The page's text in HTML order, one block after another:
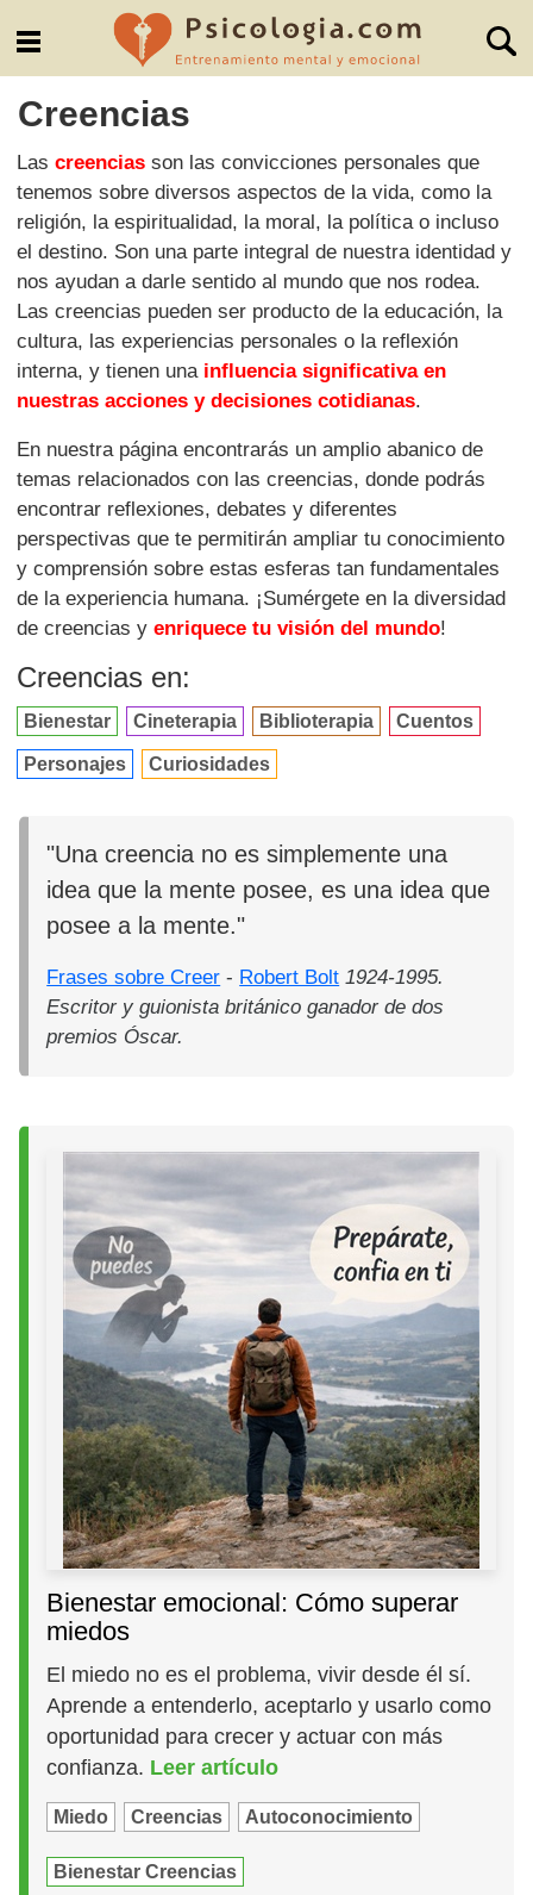
Creencias
Lascreencias son las convicciones personales que
tenemos sobre diversos aspectos de la vida, como la
religión, la espiritualidad, la moral, la política o incluso
el destino. Son una parte integral de nuestra identidad y
nos ayudan a darle sentido al mundo que nos rodea.
Las creencias pueden ser producto de la educación, la
cultura, las experiencias personales o la reflexión
interna, y tienen una influencia significativa en
nuestras acciones y decisiones cotidianas.
En nuestra página encontrarás un amplio abanico de
temas relacionados con las creencias, donde podrás
encontrar reflexiones, debates y diferentes
perspectivas que te permitirán ampliar tu conocimiento
y comprensión sobre estas esferas tan fundamentales
de la experiencia humana. ¡Sumérgete en la diversidad
de creencias yenriquece tu visión del mundo!
Creencias en:
Bienestar Cineterapia Biblioterapia Cuentos
Personajes Curiosidades
"Una creencia no es simplemente una
idea que la mente posee, es una idea que
posee a la mente."
Frases sobre Creer - Robert Bolt 1924-1995.
Escritor y guionista británico ganador de dos
premios Óscar.
Bienestar emocional: Cómo superar
miedos
El miedo no es el problema, vivir desde él sí.
Aprende a entenderlo, aceptarlo y usarlo como
oportunidad para crecer y actuar con más
confianza. Leer artículo
Miedo Creencias Autoconocimiento
Bienestar Creencias